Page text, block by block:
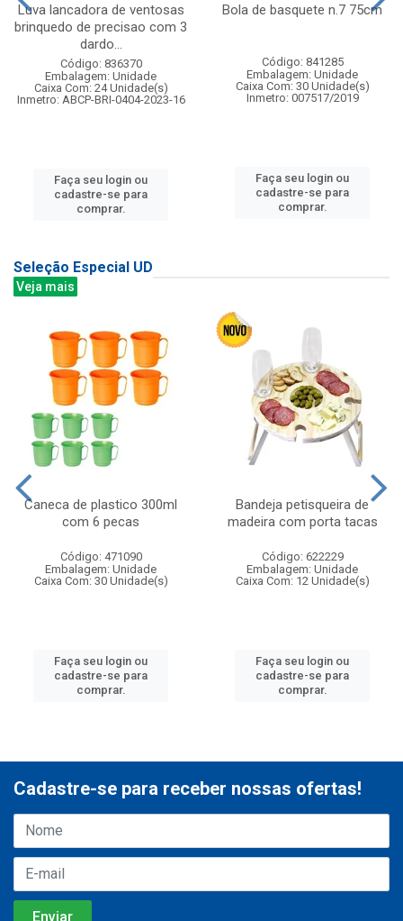
Luva lancadora de ventosas
brinquedo de precisao com 3
dardo...
Código: 836370
Embalagem: Unidade
Caixa Com: 24 Unidade(s)
Inmetro: ABCP-BRI-0404-2023-16
Faça seu login ou
cadastre-se para
comprar.
Bola de basquete n.7 75cm
Código: 841285
Embalagem: Unidade
Caixa Com: 30 Unidade(s)
Inmetro: 007517/2019
Faça seu login ou
cadastre-se para
comprar.
Seleção Especial UD
Veja mais
Caneca de plastico 300ml
com 6 pecas
Código: 471090
Embalagem: Unidade
Caixa Com: 30 Unidade(s)
Faça seu login ou
cadastre-se para
comprar.
Bandeja petisqueira de
madeira com porta tacas
Código: 622229
Embalagem: Unidade
Caixa Com: 12 Unidade(s)
Faça seu login ou
cadastre-se para
comprar.
Cadastre-se para receber nossas ofertas!